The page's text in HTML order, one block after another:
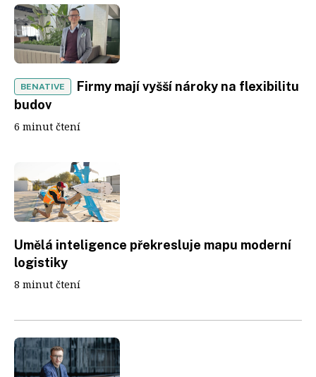
BENATIVE
Firmy mají vyšší nároky na flexibilitu
budov
6 minut čtení
Umělá inteligence překresluje mapu moderní
logistiky
8 minut čtení